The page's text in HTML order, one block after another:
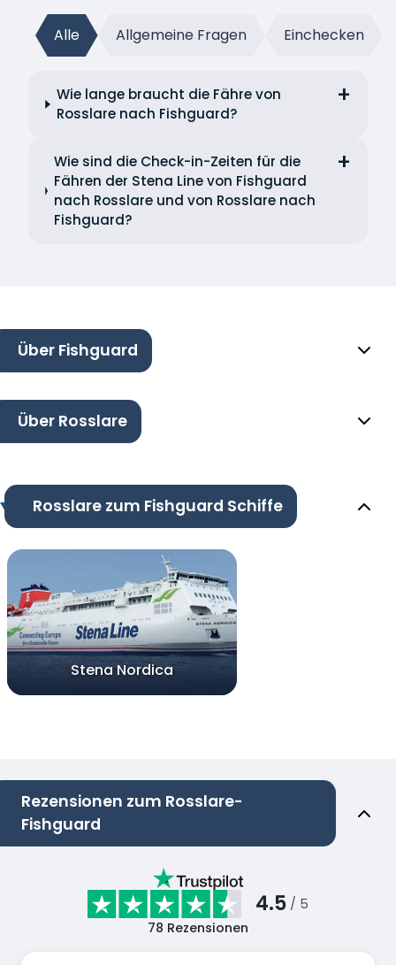
Alle Allgemeine Fragen Einchecken
Wie lange braucht die Fähre von
Rosslare nach Fishguard?
Wie sind die Check-in-Zeiten für die
Fähren der Stena Line von Fishguard
nach Rosslare und von Rosslare nach
Fishguard?
Über Fishguard
Über Rosslare
Rosslare zum Fishguard Schiffe
Stena Nordica
Rezensionen zum Rosslare-
Fishguard
4.5 / 5
78 Rezensionen